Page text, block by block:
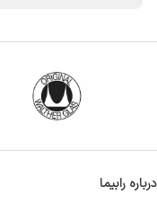
درباره رابیما